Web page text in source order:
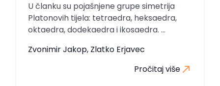
U članku su pojašnjene grupe simetrija
Platonovih tijela: tetraedra, heksaedra,
oktaedra, dodekaedra i ikosaedra. ...
Zvonimir Jakop, Zlatko Erjavec
Pročitaj više